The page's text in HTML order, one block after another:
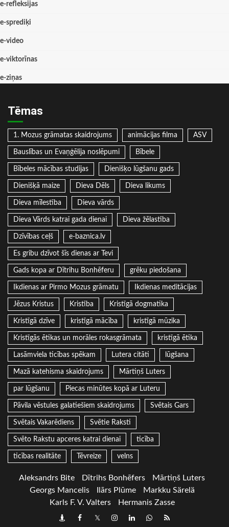
e-refleksijas
e-sprediķi
e-video
e-viktorīnas
e-ziņas
Tēmas
1. Mozus grāmatas skaidrojums animācijas filma ASV
Bauslības un Evaņģēlija noslēpumi Bībele
Bībeles mācības studijas Dienišķo lūgšanu gads
Dienišķā maize Dieva Dēls Dieva likums
Dieva mīlestība Dieva vārds
Dieva Vārds katrai gada dienai Dieva žēlastība
Dzīvības ceļš e-baznica.lv
Es gribu dzīvot šīs dienas ar Tevi
Gads kopa ar Dītrihu Bonhēferu grēku piedošana
Ikdienas ar Pirmo Mozus grāmatu Ikdienas meditācijas
Jēzus Kristus Kristība Kristīgā dogmatika
Kristīgā dzīve kristīgā mācība kristīgā mūzika
Kristīgās ētikas un morāles rokasgrāmata kristīgā ētika
Lasāmviela ticības spēkam Lutera citāti lūgšana
Mazā katehisma skaidrojums Mārtiņš Luters
par lūgšanu Piecas minūtes kopā ar Luteru
Pāvila vēstules galatiešiem skaidrojums Svētais Gars
Svētais Vakarēdiens Svētie Raksti
Svēto Rakstu apceres katrai dienai ticība
ticības realitāte Tēvreize velns
Aleksandrs Bite Dītrihs Bonhēfers
Mārtiņš Luters
Georgs Mancelis
Ilārs Plūme
Markku Särelä
Karls F. V. Valters
Hermanis Zasse
DraugiemFacebook
TwitterInstagram
LinkedInwhatsapp
RSS